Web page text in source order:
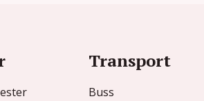
Transport
Buss